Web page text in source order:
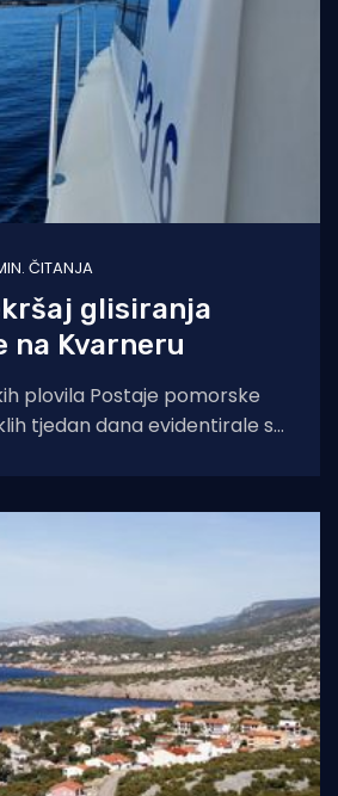
ČITANJA
glisiranja
na Kvarneru
plovila Postaje pomorske
tjedan dana evidentirale su